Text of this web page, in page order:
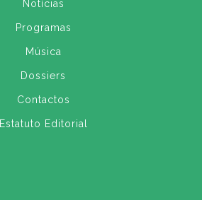
Notícias
Programas
Música
Dossiers
Contactos
Estatuto Editorial